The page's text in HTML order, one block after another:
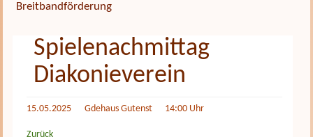
Breitbandförderung
Spielenachmittag
Diakonieverein
15.05.2025 Gdehaus Gutenst 14:00 Uhr
Zurück